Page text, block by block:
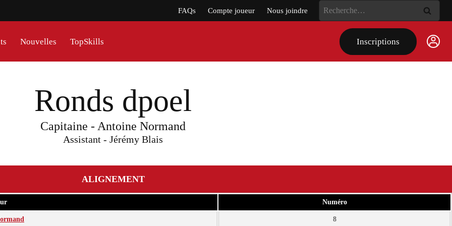
FAQs Compte joueur Nous joindre
Rechercher :
Nouvelles TopSkills Inscriptions
Ronds dpoel
Capitaine - Antoine Normand
Assistant - Jérémy Blais
ALIGNEMENT
Numéro
8